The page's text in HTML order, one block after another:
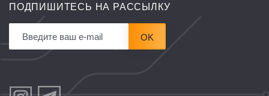
ПОДПИШИТЕСЬ НА РАССЫЛКУ
OK